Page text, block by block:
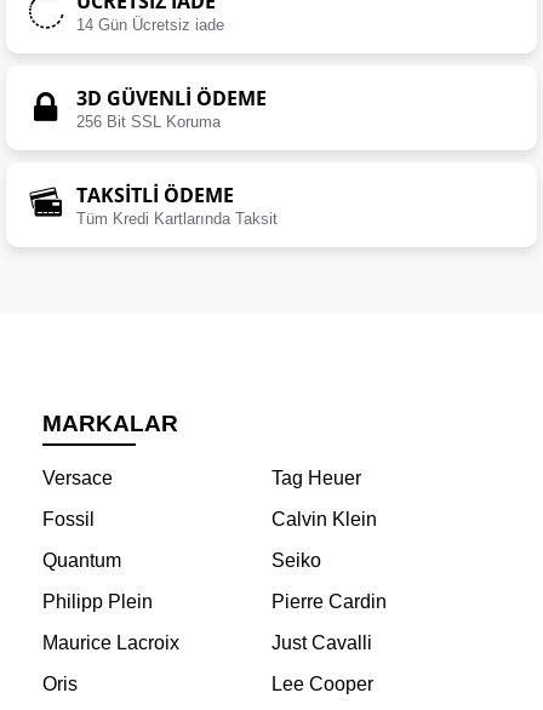
14 Gün Ücretsiz iade
3D GÜVENLİ ÖDEME
256 Bit SSL Koruma
TAKSİTLİ ÖDEME
Tüm Kredi Kartlarında Taksit
MARKALAR
Versace
Tag Heuer
Fossil
Calvin Klein
Quantum
Seiko
Philipp Plein
Pierre Cardin
Maurice Lacroix
Just Cavalli
Oris
Lee Cooper